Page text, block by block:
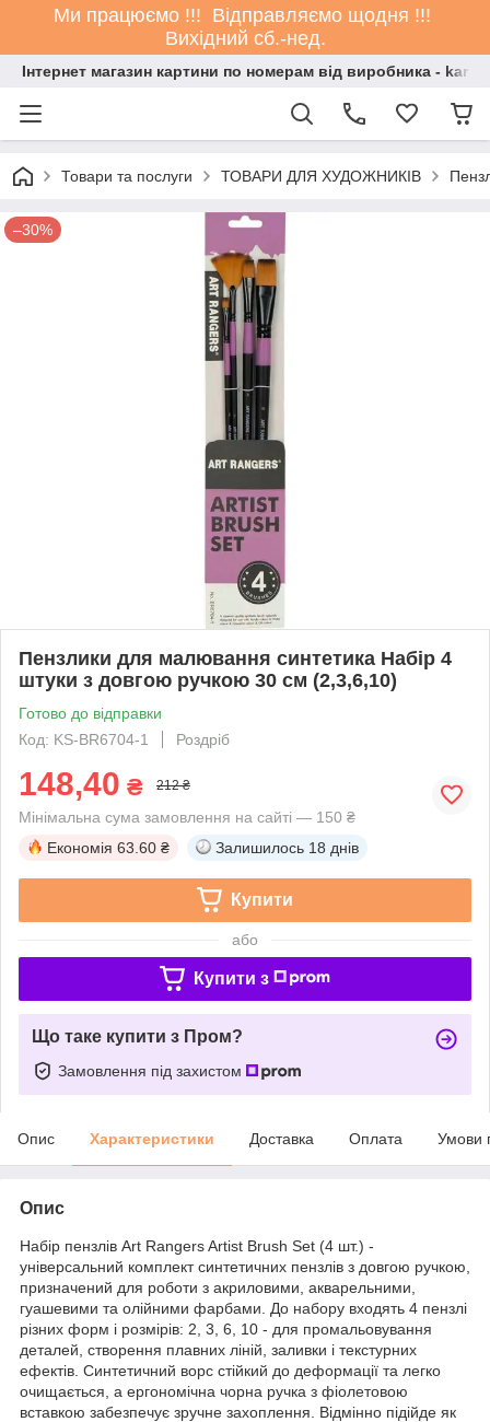
Ми працюємо !!! Відправляємо щодня !!!
Вихідний сб.-нед.
Інтернет магазин картини по номерам від виробника -
Товари та послуги ТОВАРИ ДЛЯ ХУДОЖНИКІВ
–30%
Пензлики для малювання синтетика Набір 4
штуки з довгою ручкою 30 см (2,3,6,10)
Готово до відправки
Код: KS-BR6704-1
Роздріб
148,40 ₴ 212 ₴
Мінімальна сума замовлення на сайті — 150 ₴
Економія 63.60 ₴ Залишилось 18 днів
Купити
або
Купити з
Що таке купити з Пром?
Замовлення під захистом
Опис Характеристики Доставка Оплата Умови
Опис
Набір пензлів Art Rangers Artist Brush Set (4 шт.) -
універсальний комплект синтетичних пензлів з довгою ручкою,
призначений для роботи з акриловими, акварельними,
гуашевими та олійними фарбами. До набору входять 4 пензлі
різних форм і розмірів: 2, 3, 6, 10 - для промальовування
деталей, створення плавних ліній, заливки і текстурних
ефектів. Синтетичний ворс стійкий до деформації та легко
очищається, а ергономічна чорна ручка з фіолетовою
вставкою забезпечує зручне захоплення. Відмінно підійде як